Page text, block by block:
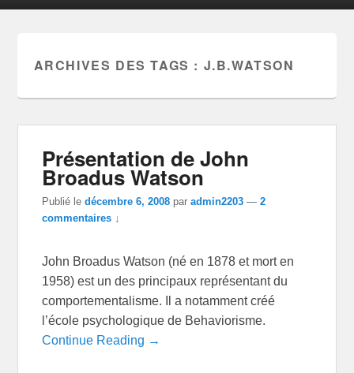
ARCHIVES DES TAGS : J.B.WATSON
Présentation de John
Broadus Watson
Publié ledécembre 6, 2008 paradmin2203 —2
commentaires ↓
John Broadus Watson (né en 1878 et mort en
1958) est un des principaux représentant du
comportementalisme. Il a notamment créé
l’école psychologique de Behaviorisme.
Continue Reading →